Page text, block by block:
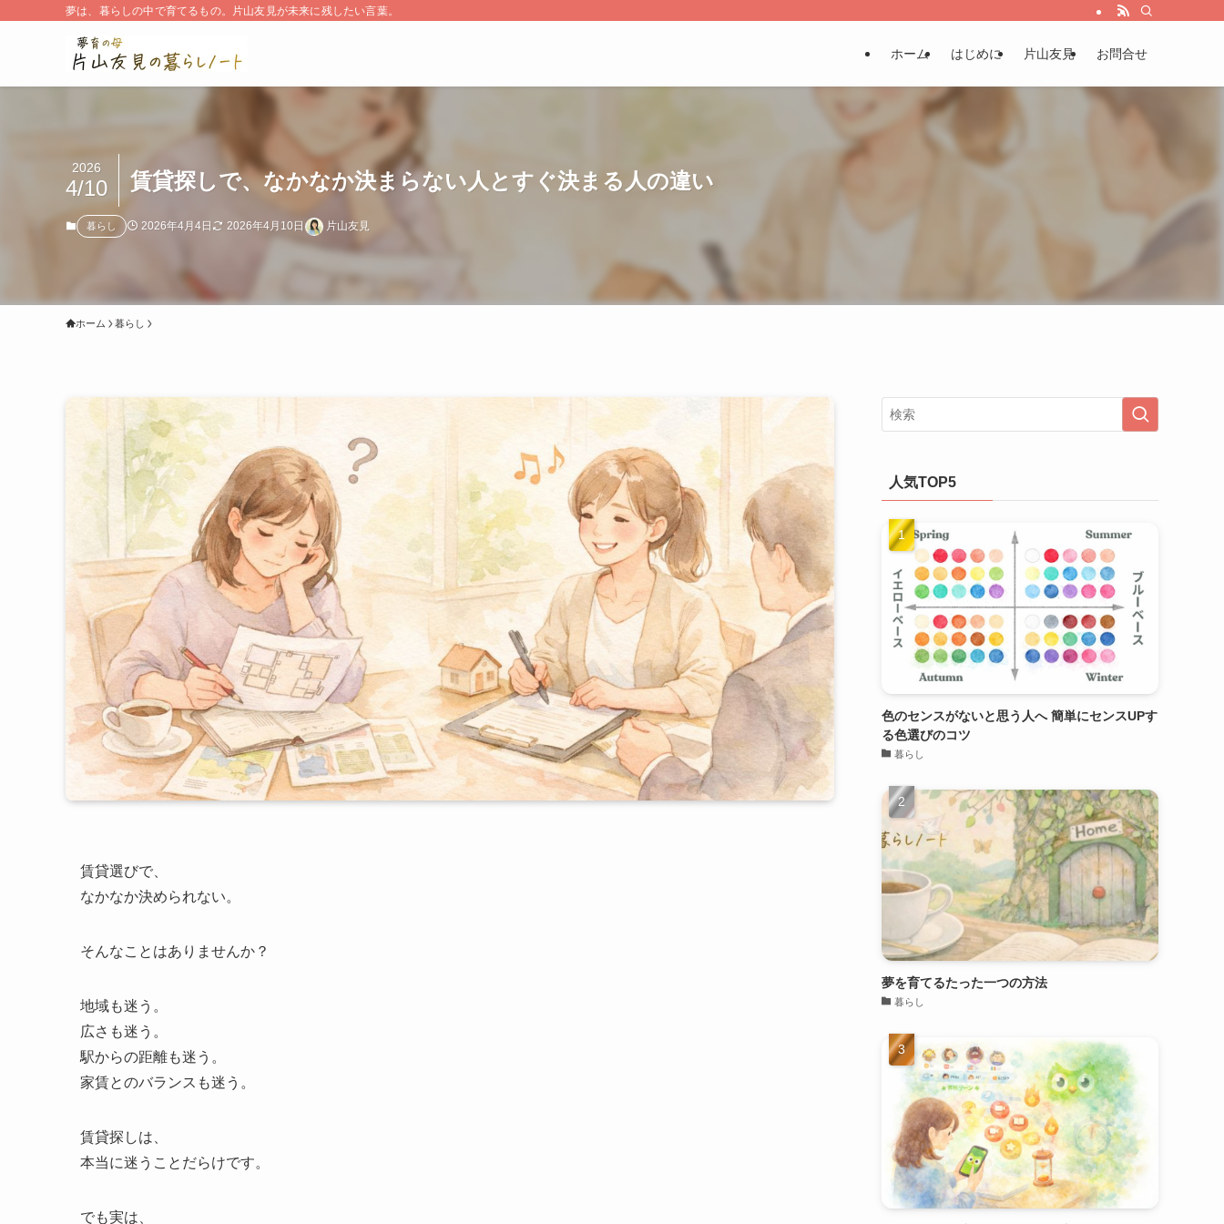
夢は、暮らしの中で育てるもの。片山友見が未来に残したい言葉。
ホーム はじめに 片山友見 お問合せ
賃貸探しで、なかなか決まらない人とすぐ決まる人の違い
2026
4/10
暮らし 2026年4月4日 2026年4月10日 片山友見
ホーム 暮らし
賃貸選びで、
なかなか決められない。
そんなことはありませんか？
地域も迷う。
広さも迷う。
駅からの距離も迷う。
家賃とのバランスも迷う。
賃貸探しは、
本当に迷うことだらけです。
でも実は、
人気TOP5
色のセンスがないと思う人へ 簡単にセンスUPす
る色選びのコツ
暮らし
夢を育てるたった一つの方法
暮らし